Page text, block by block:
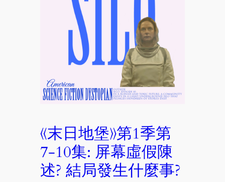
《末日地堡》第1季第
7-10集: 屏幕虛假陳
述? 結局發生什麼事?